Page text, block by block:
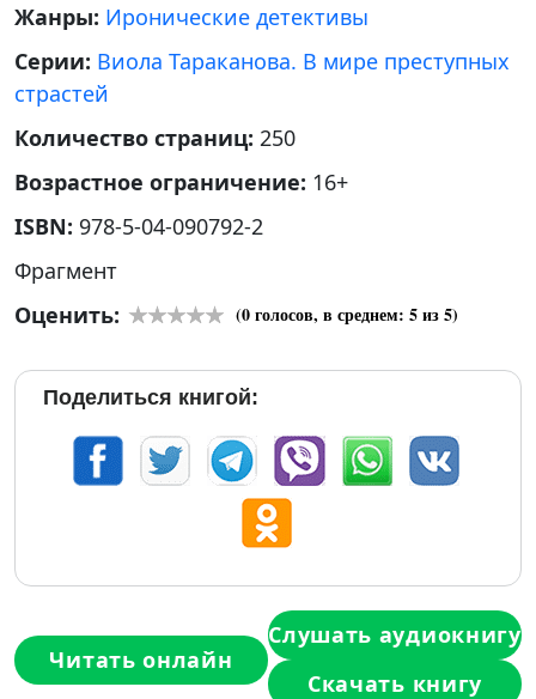
Жанры: Иронические детективы
Серии: Виола Тараканова. В мире преступных
страстей
Количество страниц: 250
Возрастное ограничение: 16+
ISBN: 978-5-04-090792-2
Фрагмент
Оценить:
(0голосов, в среднем: 5из 5)
Поделиться книгой:
Читать онлайн
Слушать аудиокнигу
Скачать книгу